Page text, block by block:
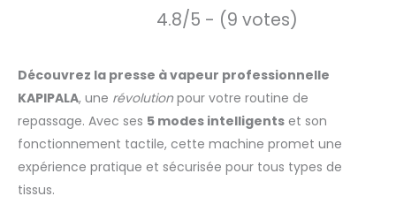
4.8/5 - (9 votes)
Découvrez la presse à vapeur professionnelle
KAPIPALA, une révolutionpour votre routine de
repassage. Avec ses 5 modes intelligents et son
fonctionnement tactile, cette machine promet une
expérience pratique et sécurisée pour tous types de
tissus.